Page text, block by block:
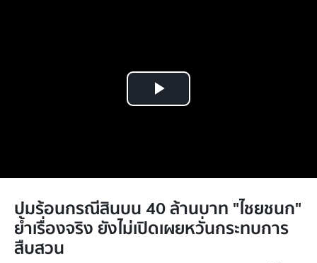
Play
ปมร้อนกรณีสินบน 40 ล้านบาท "ไชยชนก"
ย้ำเรื่องจริง ยังไม่เปิดเผยหวั่นกระทบการ
สืบสวน